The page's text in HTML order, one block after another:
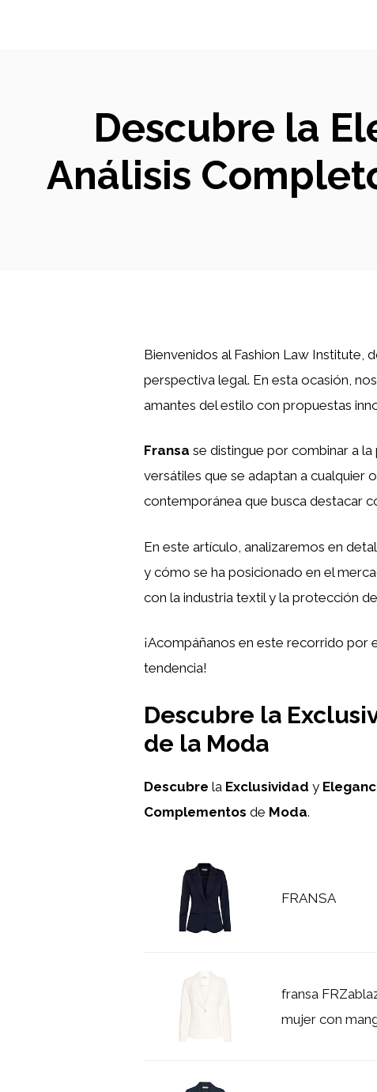
Descubre la
Análisis
Bienvenidos al Fashion Law Institute,
perspectiva legal. En esta ocasión,
amantes del estilo con propuestas
Fransa se distingue por combinar a
versátiles que se adaptan a cualquier
contemporánea que busca destacar
En este artículo, analizaremos en
y cómo se ha posicionado en el
con la industria textil y la protección
¡Acompáñanos en este recorrido por
tendencia!
Descubre la
de la Moda
Descubre la Exclusividad y
Complementos de Moda.
FRANSA
fransa
mujer con